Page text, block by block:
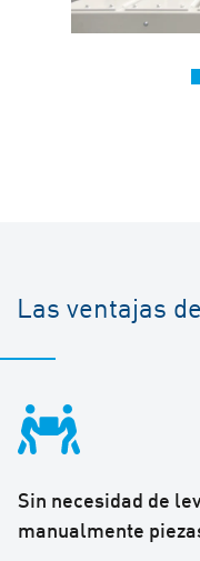
Las ventajas
Sin necesidad de
manualmente